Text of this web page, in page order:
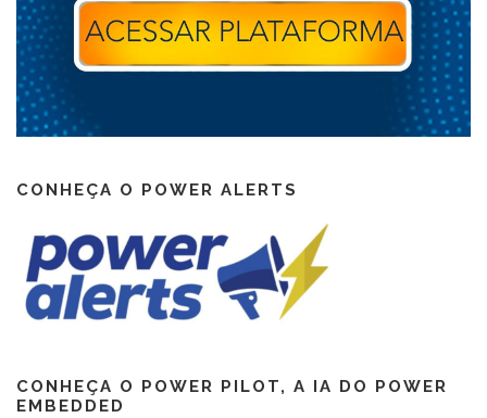
CONHEÇA O POWER ALERTS
CONHEÇA O POWER PILOT, A IA DO POWER
EMBEDDED